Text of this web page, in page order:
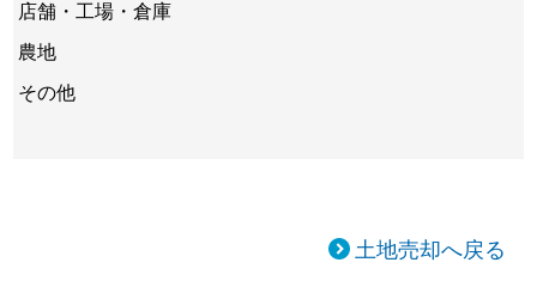
店舗・工場・倉庫
農地
その他
土地売却へ戻る